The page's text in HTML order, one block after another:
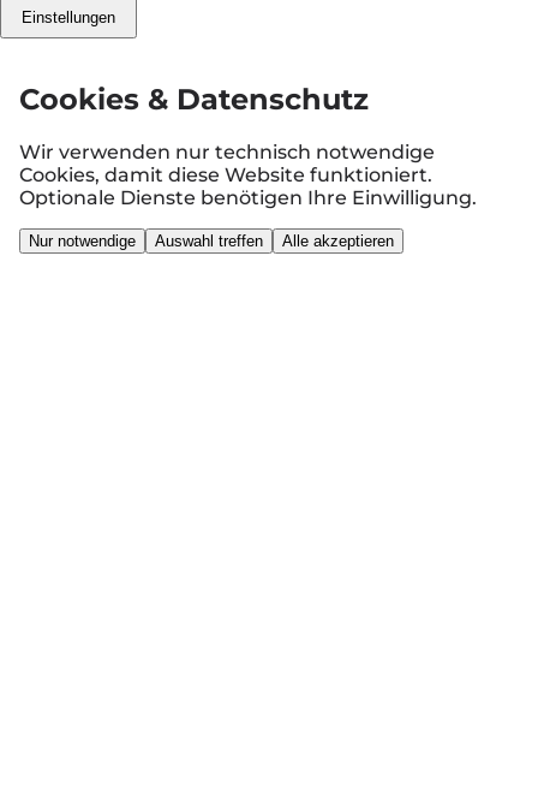
Einstellungen
Cookies & Datenschutz
Wir verwenden nur technisch notwendige
Cookies, damit diese Website funktioniert.
Optionale Dienste benötigen Ihre Einwilligung.
Nur notwendige Auswahl treffen Alle akzeptieren